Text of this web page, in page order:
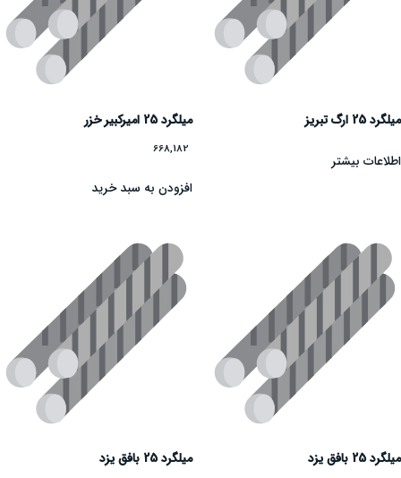
میلگرد 25 ارگ تبریز
اطلاعات بیشتر
میلگرد 25 امیرکبیر خزر
668,182
افزودن به سبد خرید
میلگرد 25 بافق یزد میلگرد 25 بافق یزد